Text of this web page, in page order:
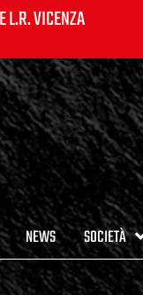
L.R. VICENZA
NEWS SOCIETÀ